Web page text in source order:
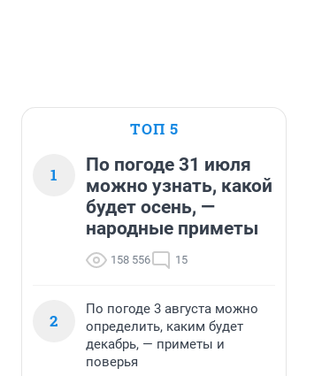
ТОП 5
1
По погоде 31 июля
можно узнать, какой
будет осень, —
народные приметы
158 556 15
2
По погоде 3 августа можно
определить, каким будет
декабрь, — приметы и
поверья